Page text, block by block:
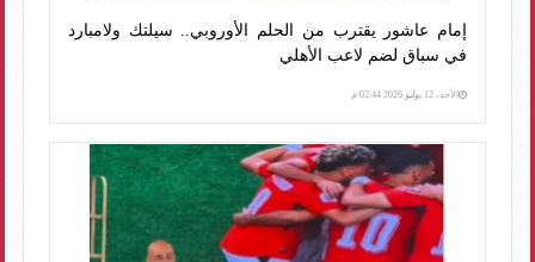
إمام عاشور يقترب من الحلم الأوروبي.. سيلتك ولامبارد
في سباق لضم لاعب الأهلي
الأحد، 12 يوليو 2026 02:44 م